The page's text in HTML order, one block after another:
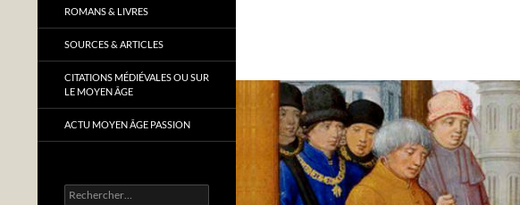
ROMANS & LIVRES
SOURCES & ARTICLES
CITATIONS MÉDIÉVALES OU SUR
LE MOYEN ÂGE
ACTU MOYEN ÂGE PASSION
Rechercher :